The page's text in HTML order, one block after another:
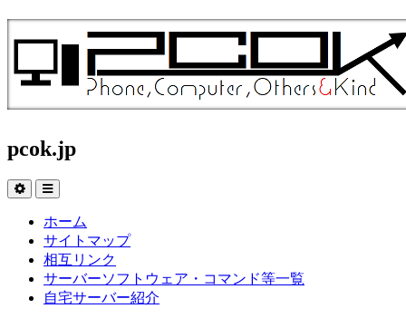
pcok.jp
ホーム
サイトマップ
相互リンク
サーバーソフトウェア・コマンド等一覧
自宅サーバー紹介